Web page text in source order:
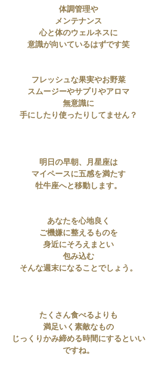
体調管理や
メンテナンス
心と体のウェルネスに
意識が向いているはずです笑
フレッシュな果実やお野菜
スムージーやサプリやアロマ
無意識に
手にしたり使ったりしてません？
明日の早朝、月星座は
マイペースに五感を満たす
牡牛座へと移動します。
あなたを心地良く
ご機嫌に整えるものを
身近にそろえまとい
包み込む
そんな週末になることでしょう。
たくさん食べるよりも
満足いく素敵なもの
じっくりかみ締める時間にするといい
ですね。